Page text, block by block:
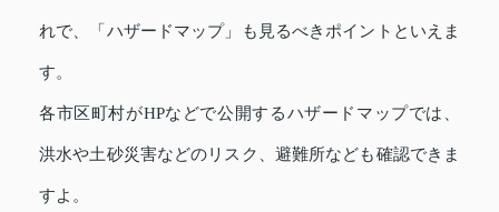
れで、「ハザードマップ」も見るべきポイントといえま
す。
各市区町村がHPなどで公開するハザードマップでは、
洪水や土砂災害などのリスク、避難所なども確認できま
すよ。